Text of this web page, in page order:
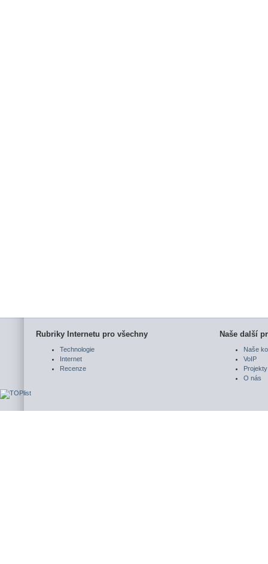
Rubriky Internetu pro všechny
Technologie
Internet
Recenze
Naše další
Naše
VoIP
Projekty
O nás